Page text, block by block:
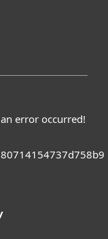
error occurred!